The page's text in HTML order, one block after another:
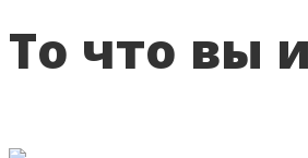
То что вы